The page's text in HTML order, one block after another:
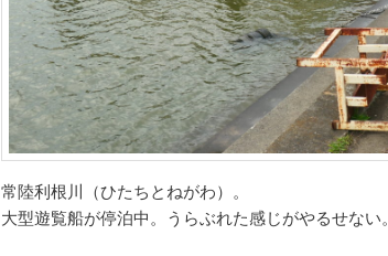
常陸利根川（ひたちとねがわ）。
大型遊覧船が停泊中。うらぶれた感じがやるせない。